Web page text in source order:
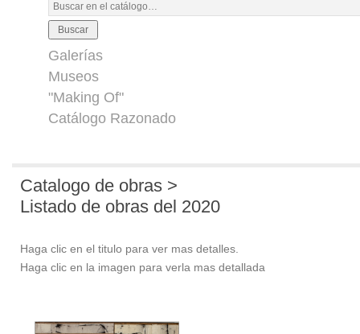
Buscar
Galerías
Museos
"Making Of"
Catálogo Razonado
Catalogo de obras >
Listado de obras del 2020
Haga clic en el titulo para ver mas detalles.
Haga clic en la imagen para verla mas detallada